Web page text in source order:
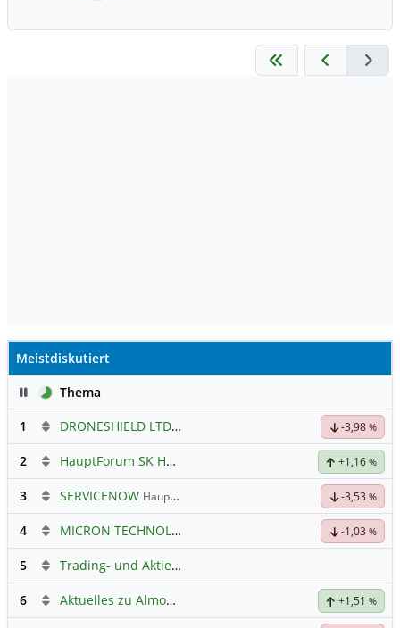
Meistdiskutiert
PauseThema
1
DRONESHIELD LTDHauptdiskussion -3,98 %
2 HauptForum SK HYNIC +1,16 %
3 SERVICENOW Hauptdiskussion -3,53 %
4 MICRON TECHNOLOGY -1,03 %
5 Trading- und Aktien-Chat
6 Aktuelles zu Almonty Industries +1,51 %